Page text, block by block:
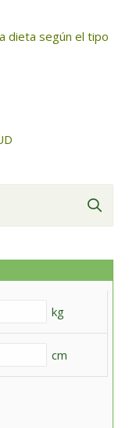
dieta según el tipo
kg
cm